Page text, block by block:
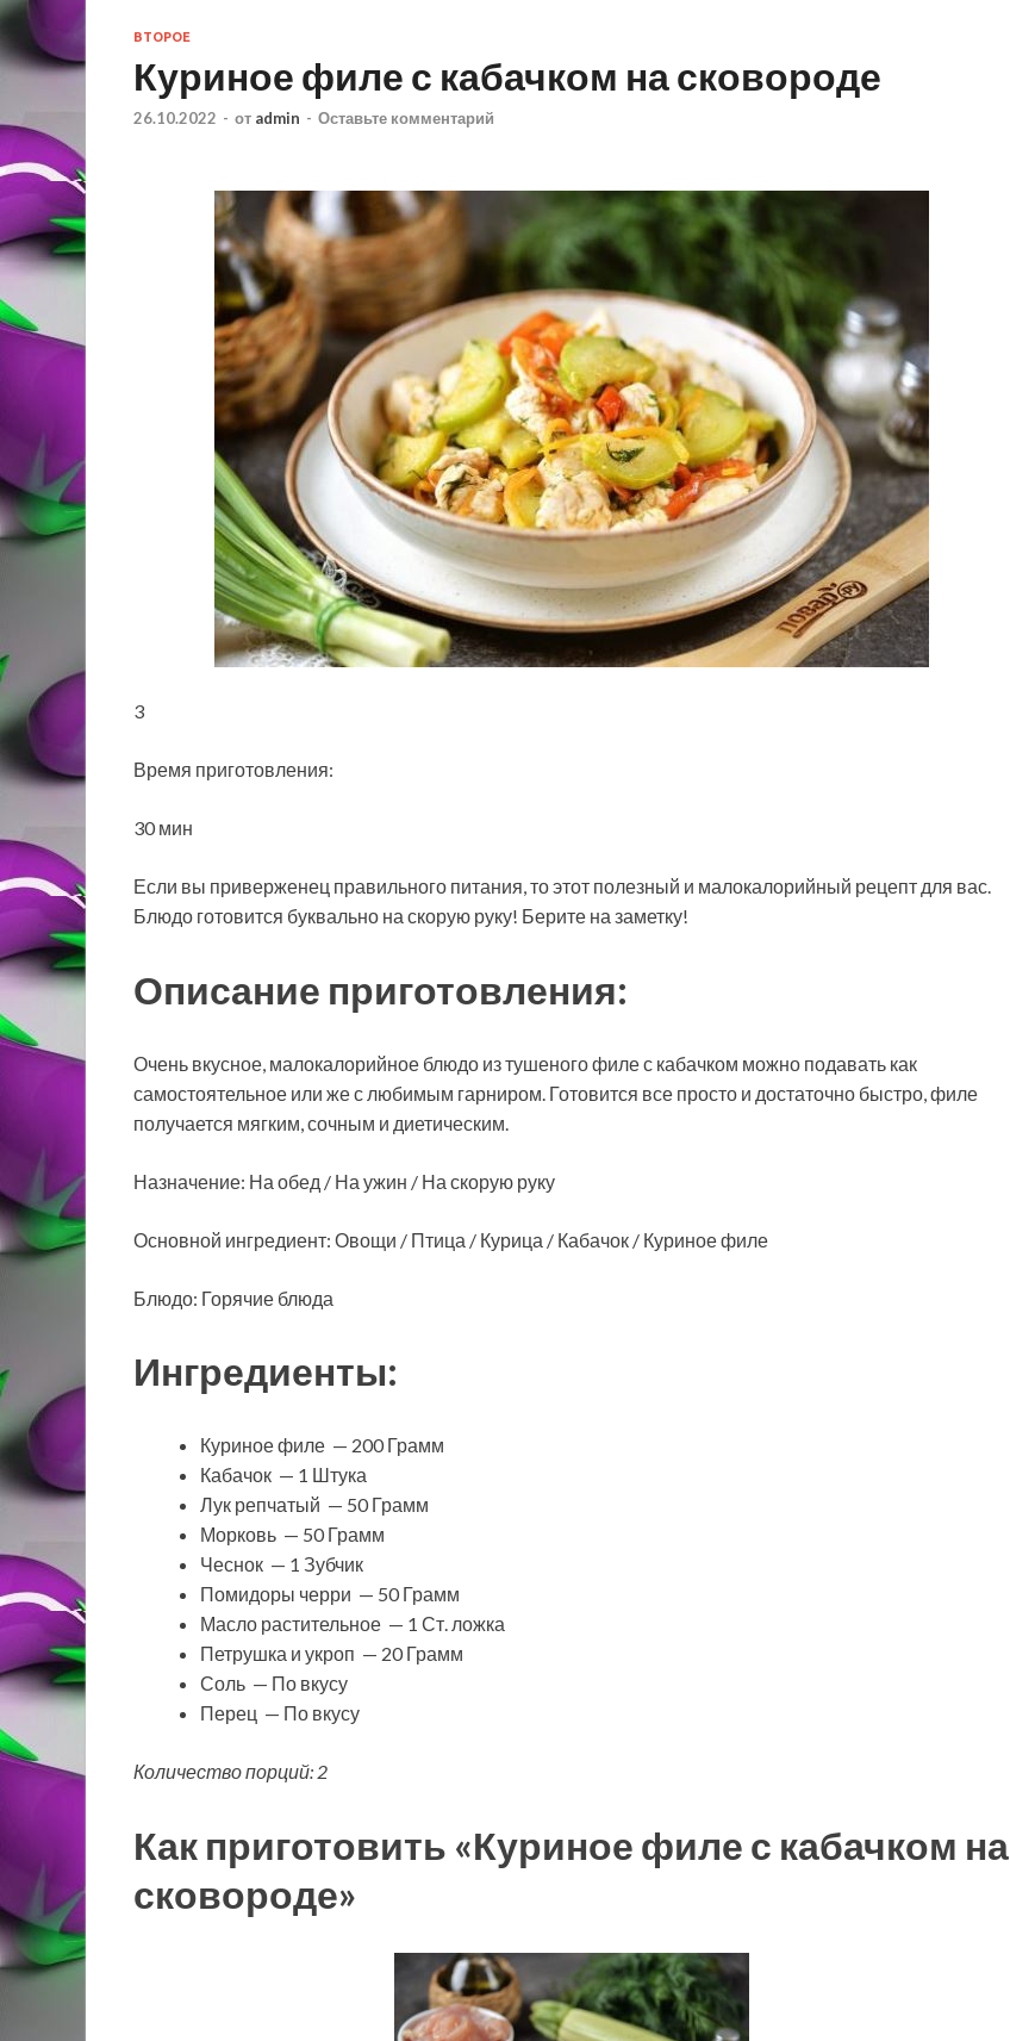
ВТОРОЕ
Куриное филе с кабачком на сковороде
26.10.2022 - от admin - Оставьте комментарий
3
Время приготовления:
30 мин
Если вы приверженец правильного питания, то этот полезный и малокалорийный рецепт для вас.
Блюдо готовится буквально на скорую руку! Берите на заметку!
Описание приготовления:
Очень вкусное, малокалорийное блюдо из тушеного филе с кабачком можно подавать как
самостоятельное или же с любимым гарниром. Готовится все просто и достаточно быстро, филе
получается мягким, сочным и диетическим.
Назначение: На обед / На ужин / На скорую руку
Основной ингредиент: Овощи / Птица / Курица / Кабачок / Куриное филе
Блюдо: Горячие блюда
Ингредиенты:
Куриное филе — 200 Грамм
Кабачок — 1 Штука
Лук репчатый — 50 Грамм
Морковь — 50 Грамм
Чеснок — 1 Зубчик
Помидоры черри — 50 Грамм
Масло растительное — 1 Ст. ложка
Петрушка и укроп — 20 Грамм
Соль — По вкусу
Перец — По вкусу
Количество порций: 2
Как приготовить «Куриное филе с кабачком на
сковороде»